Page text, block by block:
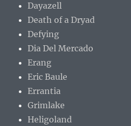
Dayazell
Death of a Dryad
Defying
Dia Del Mercado
Erang
Eric Baule
Errantia
Grimlake
Heligoland